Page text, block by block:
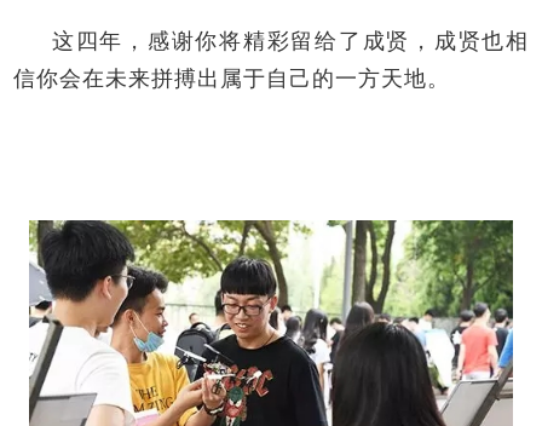
这四年，感谢你将精彩留给了成贤，成贤也相
信你会在未来拼搏出属于自己的一方天地。